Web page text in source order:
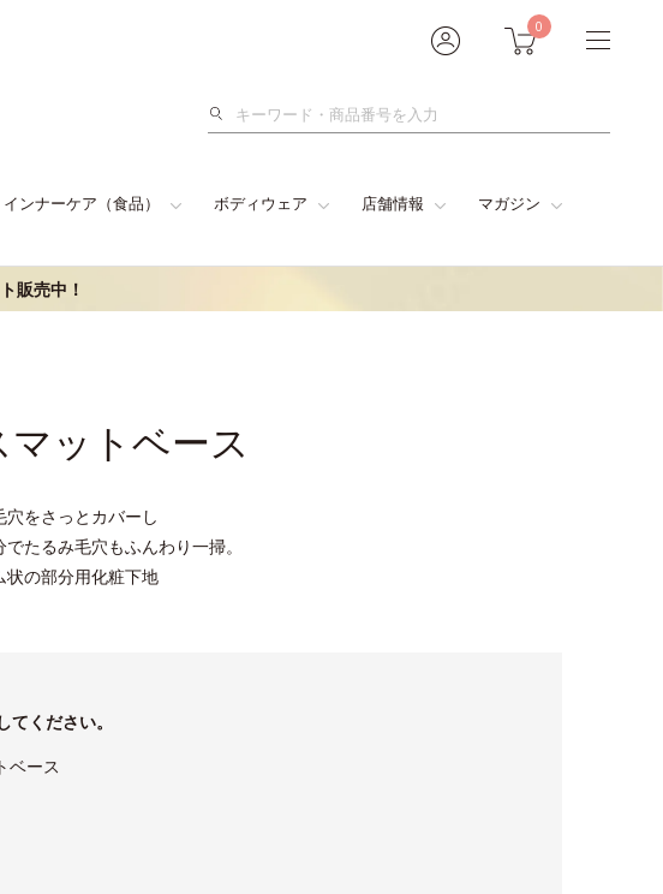
0
検
インナーケア（食品） ボディウェア 店舗情報 マガジン
販売中！
ットベース
をさっとカバーし
たるみ毛穴もふんわり一掃。
状の部分用化粧下地
てください。
ベース